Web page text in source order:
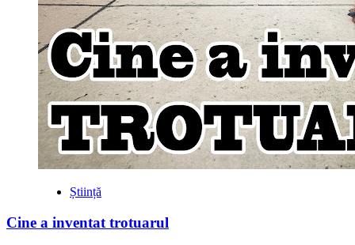
Știință
Cine a inventat trotuarul